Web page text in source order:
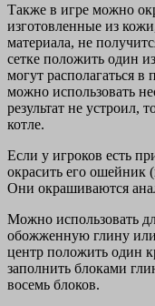
Также в игре можно
изготовленные из
материала, не
сетке положить один
могут располагаться
можно использовать
результат не устроил,
котле.
Если у игроков есть
окрасить его
Они окрашиваются
Можно использовать
обожженную глину или
центр положить один
заполнить блоками
восемь блоков.